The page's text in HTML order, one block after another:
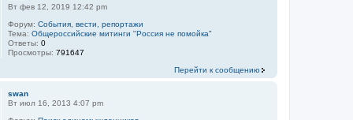
Вт фев 12, 2019 12:42 pm
Форум:События, вести, репортажи
Тема:Общероссийские митинги "Россия не помойка"
Ответы:0
Просмотры:791647
Перейти к сообщению
swan
Вт июл 16, 2013 4:07 pm